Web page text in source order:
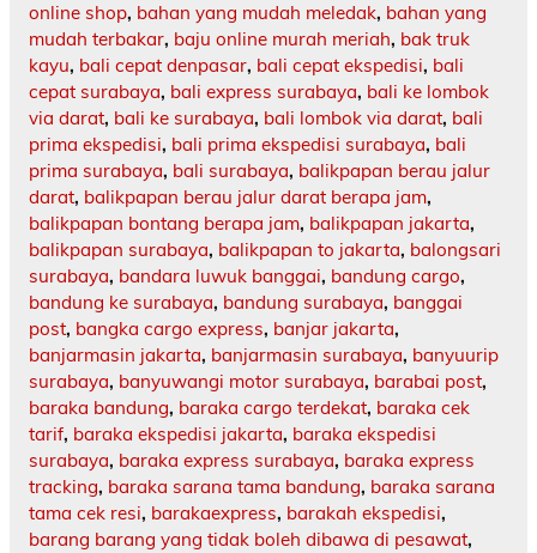
online shop, bahan yang mudah meledak, bahan yang
mudah terbakar, baju online murah meriah, bak truk
kayu, bali cepat denpasar, bali cepat ekspedisi, bali
cepat surabaya, bali express surabaya, bali ke lombok
via darat, bali ke surabaya, bali lombok via darat, bali
prima ekspedisi, bali prima ekspedisi surabaya, bali
prima surabaya, bali surabaya, balikpapan berau jalur
darat, balikpapan berau jalur darat berapa jam,
balikpapan bontang berapa jam, balikpapan jakarta,
balikpapan surabaya, balikpapan to jakarta, balongsari
surabaya, bandara luwuk banggai, bandung cargo,
bandung ke surabaya, bandung surabaya, banggai
post, bangka cargo express, banjar jakarta,
banjarmasin jakarta, banjarmasin surabaya, banyuurip
surabaya, banyuwangi motor surabaya, barabai post,
baraka bandung, baraka cargo terdekat, baraka cek
tarif, baraka ekspedisi jakarta, baraka ekspedisi
surabaya, baraka express surabaya, baraka express
tracking, baraka sarana tama bandung, baraka sarana
tama cek resi, barakaexpress, barakah ekspedisi,
barang barang yang tidak boleh dibawa di pesawat,